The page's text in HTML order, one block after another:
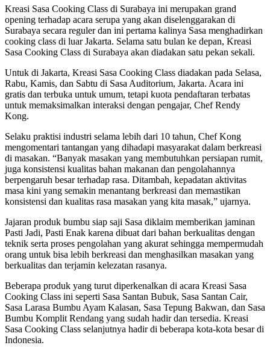
Kreasi Sasa Cooking Class di Surabaya ini merupakan grand
opening terhadap acara serupa yang akan diselenggarakan di
Surabaya secara reguler dan ini pertama kalinya Sasa menghadirkan
cooking class di luar Jakarta. Selama satu bulan ke depan, Kreasi
Sasa Cooking Class di Surabaya akan diadakan satu pekan sekali.
Untuk di Jakarta, Kreasi Sasa Cooking Class diadakan pada Selasa,
Rabu, Kamis, dan Sabtu di Sasa Auditorium, Jakarta. Acara ini
gratis dan terbuka untuk umum, tetapi kuota pendaftaran terbatas
untuk memaksimalkan interaksi dengan pengajar, Chef Rendy
Kong.
Selaku praktisi industri selama lebih dari 10 tahun, Chef Kong
mengomentari tantangan yang dihadapi masyarakat dalam berkreasi
di masakan. “Banyak masakan yang membutuhkan persiapan rumit,
juga konsistensi kualitas bahan makanan dan pengolahannya
berpengaruh besar terhadap rasa. Ditambah, kepadatan aktivitas
masa kini yang semakin menantang berkreasi dan memastikan
konsistensi dan kualitas rasa masakan yang kita masak,” ujarnya.
Jajaran produk bumbu siap saji Sasa diklaim memberikan jaminan
Pasti Jadi, Pasti Enak karena dibuat dari bahan berkualitas dengan
teknik serta proses pengolahan yang akurat sehingga mempermudah
orang untuk bisa lebih berkreasi dan menghasilkan masakan yang
berkualitas dan terjamin kelezatan rasanya.
Beberapa produk yang turut diperkenalkan di acara Kreasi Sasa
Cooking Class ini seperti Sasa Santan Bubuk, Sasa Santan Cair,
Sasa Larasa Bumbu Ayam Kalasan, Sasa Tepung Bakwan, dan Sasa
Bumbu Komplit Rendang yang sudah hadir dan tersedia. Kreasi
Sasa Cooking Class selanjutnya hadir di beberapa kota-kota besar di
Indonesia.